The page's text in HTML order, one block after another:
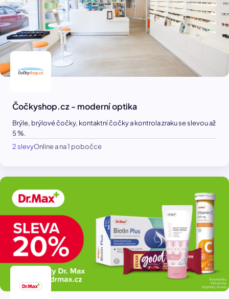
Čočkyshop.cz - moderní optika
Brýle, brýlové čočky, kontaktní čočky a kontrola zraku se slevou až
5 %.
2 slevyOnline a na 1 pobočce